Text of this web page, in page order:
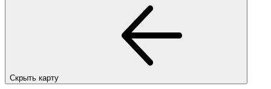
Скрыть карту